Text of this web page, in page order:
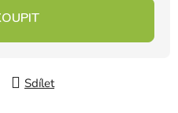
Sdílet